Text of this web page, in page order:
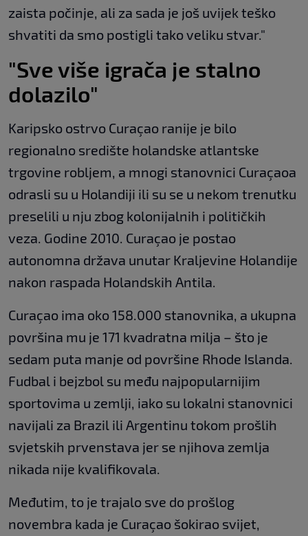
zaista počinje, ali za sada je još uvijek teško
shvatiti da smo postigli tako veliku stvar."
"Sve više igrača je stalno
dolazilo"
Karipsko ostrvo Curaçao ranije je bilo
regionalno središte holandske atlantske
trgovine robljem, a mnogi stanovnici Curaçaoa
odrasli su u Holandiji ili su se u nekom trenutku
preselili u nju zbog kolonijalnih i političkih
veza. Godine 2010. Curaçao je postao
autonomna država unutar Kraljevine Holandije
nakon raspada Holandskih Antila.
Curaçao ima oko 158.000 stanovnika, a ukupna
površina mu je 171 kvadratna milja – što je
sedam puta manje od površine Rhode Islanda.
Fudbal i bejzbol su među najpopularnijim
sportovima u zemlji, iako su lokalni stanovnici
navijali za Brazil ili Argentinu tokom prošlih
svjetskih prvenstava jer se njihova zemlja
nikada nije kvalifikovala.
Međutim, to je trajalo sve do prošlog
novembra kada je Curaçao šokirao svijet,